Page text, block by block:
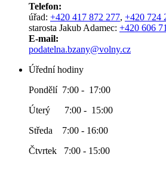
Telefon:
úřad: +420 417 872 277, +420 724
starosta Jakub Adamec: +420 606
E-mail:
podatelna.bzany@volny.cz
Úřední hodiny
Pondělí 7:00 - 17:00
Úterý 7:00 - 15:00
Středa 7:00 - 16:00
Čtvrtek 7:00 - 15:00